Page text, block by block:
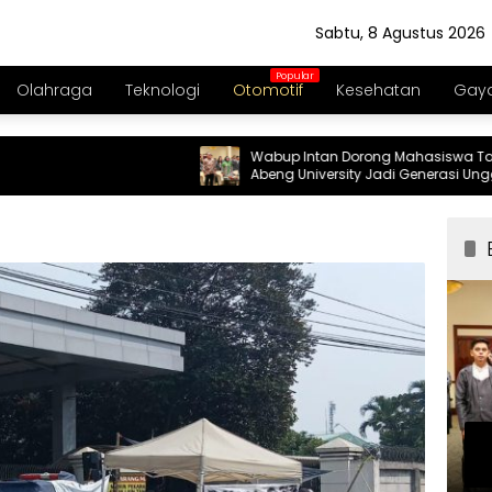
Sabtu, 8 Agustus 2026
Olahraga Teknologi Otomotif Kesehatan
Wabup Intan Dorong Mahasiswa Tanri
Abeng University Jadi Generasi Unggul